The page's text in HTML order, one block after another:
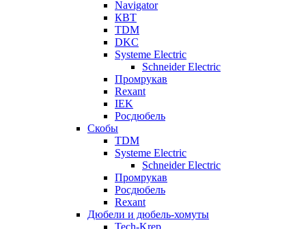
Navigator
КВТ
TDM
DKC
Systeme Electric
Schneider Electric
Промрукав
Rexant
IEK
Росдюбель
Скобы
TDM
Systeme Electric
Schneider Electric
Промрукав
Росдюбель
Rexant
Дюбели и дюбель-хомуты
Tech-Krep